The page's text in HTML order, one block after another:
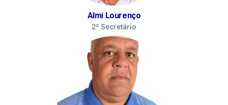
Almi Lourenço
2º Secretário